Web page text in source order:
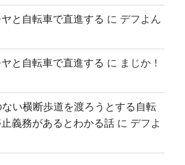
と自転車で直進する に デフよん
と自転車で直進する に まじか！
い横断歩道を渡ろうとする自転
義務があるとわかる話 に デフよ